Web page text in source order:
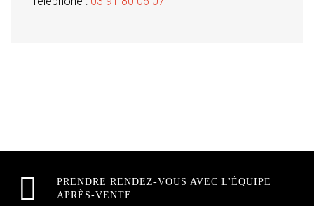
PRENDRE RENDEZ-VOUS AVEC L'ÉQUIPE
APRÈS-VENTE